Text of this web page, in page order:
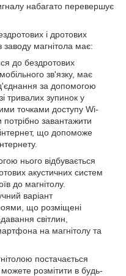
набагато перевершує
і дротових
магнітола має:
до бездротових
зв'язку, має
за допомогою
тривалих зупинок у
точками доступу Wi-
завантажити
що допоможе
нього відбувається
акустичних систем
до магнітолу.
варіант
що розміщені
світлин,
на магнітолу та
постачається
розмітити в будь-